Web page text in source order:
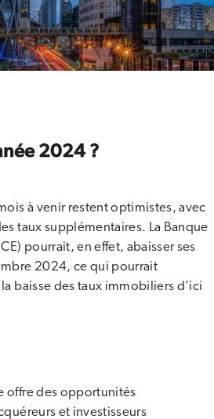
2024 ?
à venir restent optimistes, avec
taux supplémentaires. La Banque
pourrait, en effet, abaisser ses
2024, ce qui pourrait
baisse des taux immobiliers d’ici
offre des opportunités
et investisseurs